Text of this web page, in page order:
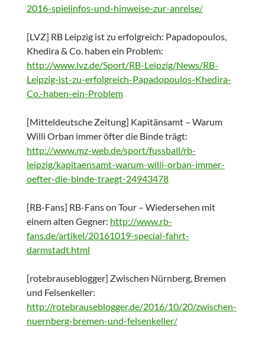
2016-spielinfos-und-hinweise-zur-anreise/
[LVZ] RB Leipzig ist zu erfolgreich: Papadopoulos,
Khedira & Co. haben ein Problem:
http://www.lvz.de/Sport/RB-Leipzig/News/RB-
Leipzig-ist-zu-erfolgreich-Papadopoulos-Khedira-
Co.-haben-ein-Problem
[Mitteldeutsche Zeitung] Kapitänsamt – Warum
Willi Orban immer öfter die Binde trägt:
http://www.mz-web.de/sport/fussball/rb-
leipzig/kapitaensamt-warum-willi-orban-immer-
oefter-die-binde-traegt-24943478
[RB-Fans] RB-Fans on Tour – Wiedersehen mit
einem alten Gegner: http://www.rb-
fans.de/artikel/20161019-special-fahrt-
darmstadt.html
[rotebrauseblogger] Zwischen Nürnberg, Bremen
und Felsenkeller:
http://rotebrauseblogger.de/2016/10/20/zwischen-
nuernberg-bremen-und-felsenkeller/